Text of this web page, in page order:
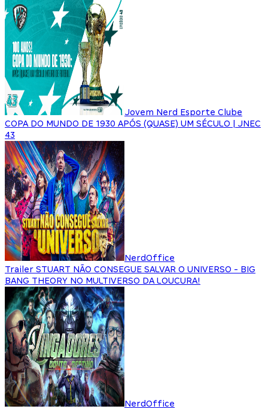
Jovem Nerd Esporte Clube
COPA DO MUNDO DE 1930 APÓS (QUASE) UM SÉCULO | JNEC
43
NerdOffice
Trailer STUART NÃO CONSEGUE SALVAR O UNIVERSO - BIG
BANG THEORY NO MULTIVERSO DA LOUCURA!
NerdOffice